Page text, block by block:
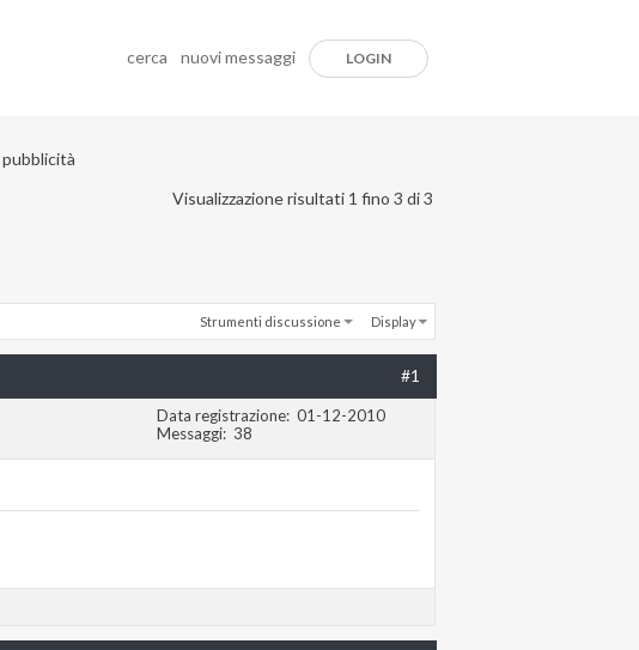
cerca nuovi messaggi LOGIN
Visualizzazione risultati 1 fino 3 di 3
Strumenti discussione Display
#1
Data registrazione 01-12-2010
Messaggi 38